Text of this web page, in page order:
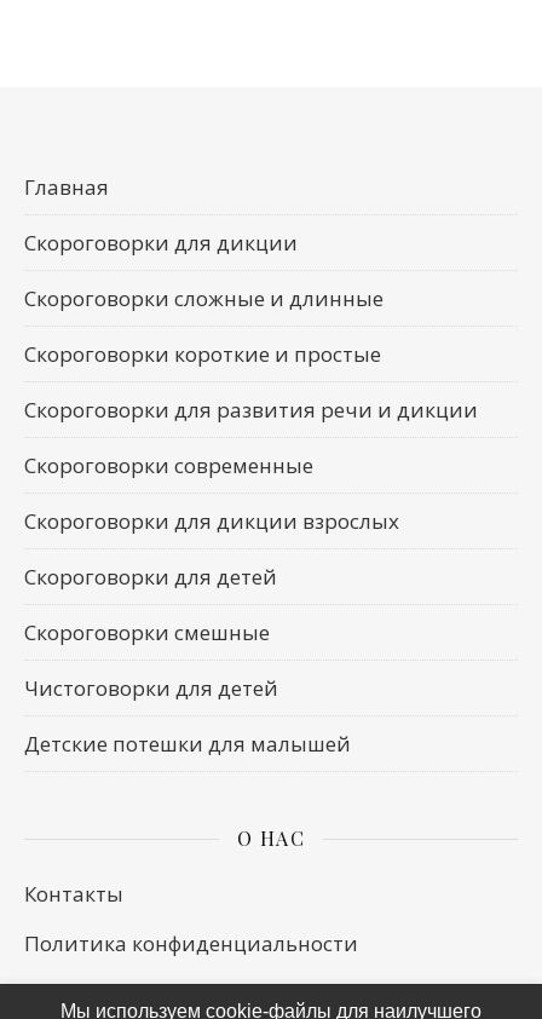
Главная
Скороговорки для дикции
Скороговорки сложные и длинные
Скороговорки короткие и простые
Скороговорки для развития речи и дикции
Скороговорки современные
Скороговорки для дикции взрослых
Скороговорки для детей
Скороговорки смешные
Чистоговорки для детей
Детские потешки для малышей
О НАС
Контакты
Политика конфиденциальности
Мы используем cookie-файлы для наилучшего